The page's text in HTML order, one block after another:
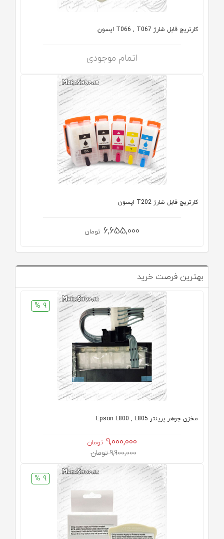
کارتریج قابل شارژ T066 , T067 اپسون
اتمام موجودی
کارتریج قابل شارژ T202 اپسون
6,655,000 تومان
بهترین فرصت خرید
9 %
مخزن جوهر پرینتر Epson L800 , L805
9,000,000 تومان
9,900,000 تومان
9 %